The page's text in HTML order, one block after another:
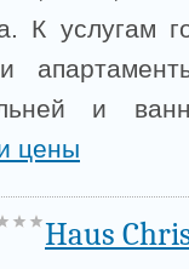
К услугам
и
цены
Haus